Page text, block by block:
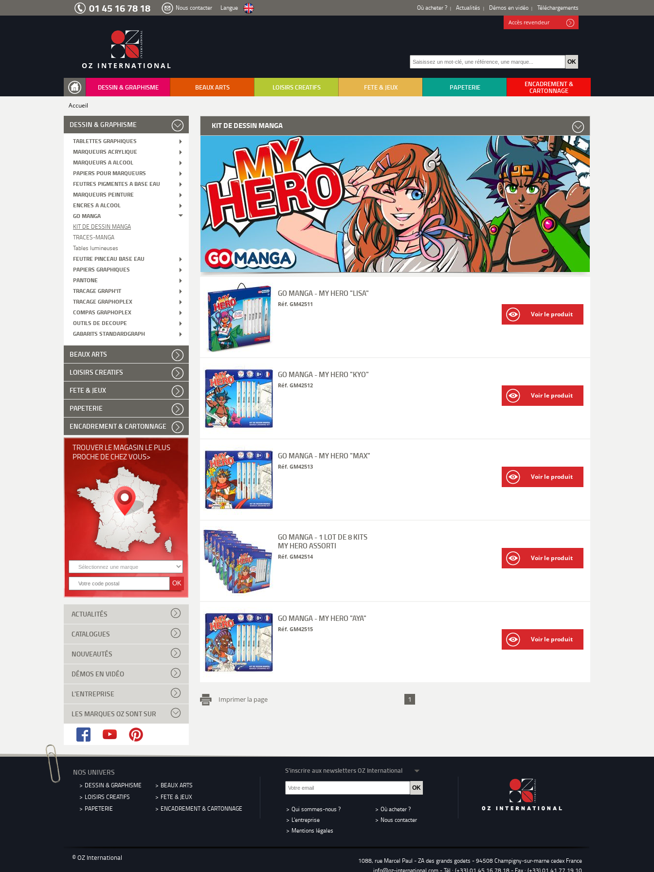
menu
01 45 16 78 18 Nous contacter Langue Où acheter ? Actualités Démos en vidéo Téléchargements
OZ INTERNATIONAL
Accès revendeur
DESSIN & GRAPHISME BEAUX ARTS LOISIRS CREATIFS FETE & JEUX PAPETERIE ENCADREMENT &
CARTONNAGE
Accueil
DESSIN & GRAPHISME
TABLETTES GRAPHIQUES
MARQUEURS ACRYLIQUE
MARQUEURS A ALCOOL
PAPIERS POUR MARQUEURS
FEUTRES PIGMENTES A BASE EAU
MARQUEURS PEINTURE
ENCRES A ALCOOL
GO MANGA
KIT DE DESSIN MANGA
TRACES-MANGA
Tables lumineuses
FEUTRE PINCEAU BASE EAU
PAPIERS GRAPHIQUES
PANTONE
TRACAGE GRAPH'IT
TRACAGE GRAPHOPLEX
COMPAS GRAPHOPLEX
OUTILS DE DECOUPE
GABARITS STANDARDGRAPH
BEAUX ARTS
LOISIRS CREATIFS
FETE & JEUX
PAPETERIE
ENCADREMENT & CARTONNAGE
TROUVER LE MAGASIN LE PLUS
PROCHE DE CHEZ VOUS>
ACTUALITÉS
CATALOGUES
NOUVEAUTÉS
DÉMOS EN VIDÉO
L'ENTREPRISE
LES MARQUES OZ SONT SUR
KIT DE DESSIN MANGA
GO MANGA - MY HERO "LISA"
Réf. GM42511
Voir le produit
GO MANGA - MY HERO "KYO"
Réf. GM42512
Voir le produit
GO MANGA - MY HERO "MAX"
Réf. GM42513
Voir le produit
GO MANGA - 1 LOT DE 8 KITS
MY HERO ASSORTI
Réf. GM42514 Voir le produit
GO MANGA - MY HERO "AYA"
Réf. GM42515
Voir le produit
Imprimer la page 1
NOS UNIVERS
DESSIN & GRAPHISME
BEAUX ARTS
LOISIRS CREATIFS
FETE & JEUX
PAPETERIE
ENCADREMENT & CARTONNAGE
S'inscrire aux newsletters OZ International
Qui sommes-nous ?
Où acheter ?
L'entreprise
Nous contacter
Mentions légales
© OZ International
1088, rue Marcel Paul - ZA des grands godets - 94508 Champigny-sur-marne cedex France
info@oz-international.com- Tél : (+33) 01 45 16 78 18 - Fax : (+33) 01 41 77 19 10